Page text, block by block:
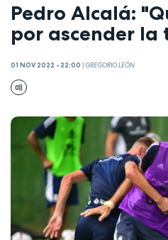
Pedro Alcalá:
por ascender
01 NOV 2022 - 22:00 |GREGORIO LEÓN